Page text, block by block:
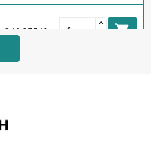
€ 12,035.19 